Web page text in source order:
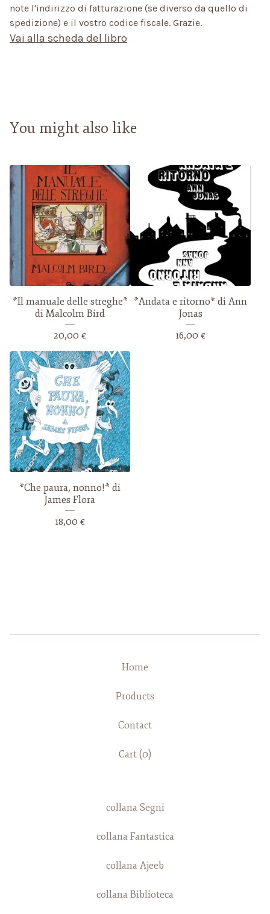
note l'indirizzo di fatturazione (se diverso da quello di
spedizione) e il vostro codice fiscale. Grazie.
Vai alla scheda del libro
You might also like
*Il manuale delle streghe*
di Malcolm Bird
20,00 €
*Andata e ritorno* di Ann
Jonas
16,00 €
*Che paura, nonno!* di
James Flora
18,00 €
Home
Products
Contact
Cart (0)
collana Segni
collana Fantastica
collana Ajeeb
collana Biblioteca